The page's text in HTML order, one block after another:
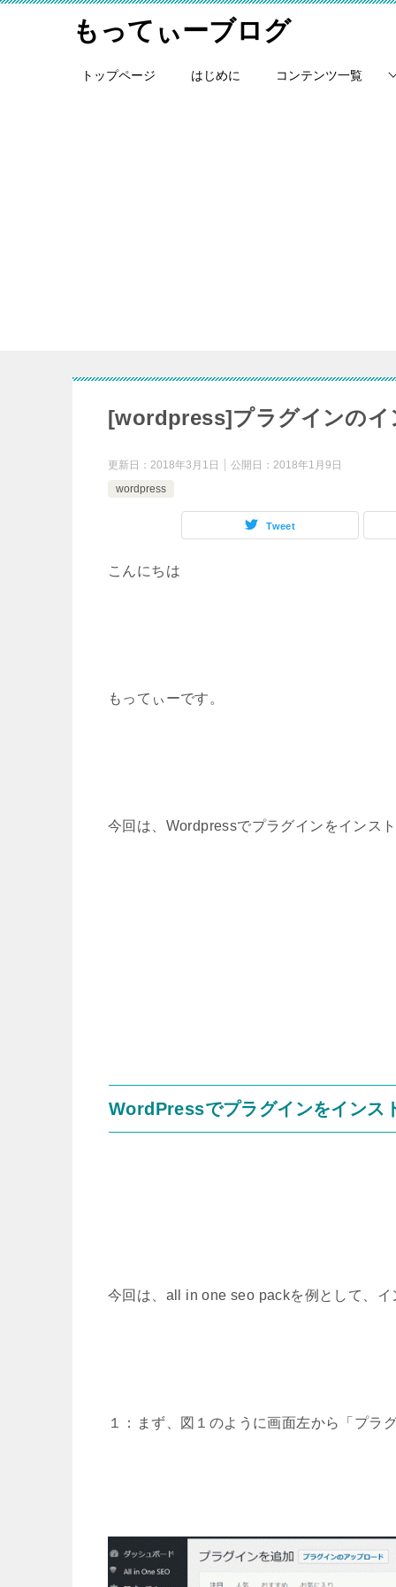
もってぃーブログ
トップページ はじめに コンテンツ一覧
[wordpress]プラグインのイ
更新日： 2018年3月1日 公開日： 2018年1月9日
wordpress
Tweet
こんにちは
もってぃーです。
今回は、Wordpressでプラグインをインス
WordPressでプラグインをインス
今回は、all in one seo packを例として、
１：まず、図１のように画面左から「プ